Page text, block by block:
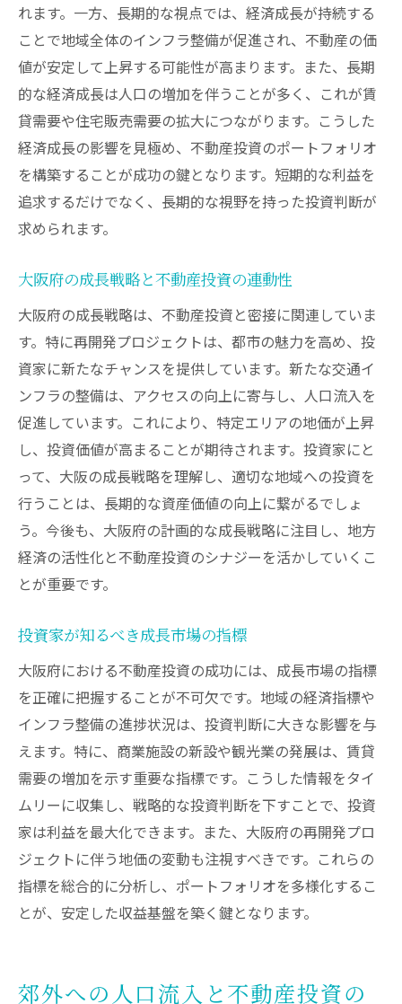
れます。一方、長期的な視点では、経済成長が持続する
ことで地域全体のインフラ整備が促進され、不動産の価
値が安定して上昇する可能性が高まります。また、長期
的な経済成長は人口の増加を伴うことが多く、これが賃
貸需要や住宅販売需要の拡大につながります。こうした
経済成長の影響を見極め、不動産投資のポートフォリオ
を構築することが成功の鍵となります。短期的な利益を
追求するだけでなく、長期的な視野を持った投資判断が
求められます。
大阪府の成長戦略と不動産投資の連動性
大阪府の成長戦略は、不動産投資と密接に関連していま
す。特に再開発プロジェクトは、都市の魅力を高め、投
資家に新たなチャンスを提供しています。新たな交通イ
ンフラの整備は、アクセスの向上に寄与し、人口流入を
促進しています。これにより、特定エリアの地価が上昇
し、投資価値が高まることが期待されます。投資家にと
って、大阪の成長戦略を理解し、適切な地域への投資を
行うことは、長期的な資産価値の向上に繋がるでしょ
う。今後も、大阪府の計画的な成長戦略に注目し、地方
経済の活性化と不動産投資のシナジーを活かしていくこ
とが重要です。
投資家が知るべき成長市場の指標
大阪府における不動産投資の成功には、成長市場の指標
を正確に把握することが不可欠です。地域の経済指標や
インフラ整備の進捗状況は、投資判断に大きな影響を与
えます。特に、商業施設の新設や観光業の発展は、賃貸
需要の増加を示す重要な指標です。こうした情報をタイ
ムリーに収集し、戦略的な投資判断を下すことで、投資
家は利益を最大化できます。また、大阪府の再開発プロ
ジェクトに伴う地価の変動も注視すべきです。これらの
指標を総合的に分析し、ポートフォリオを多様化するこ
とが、安定した収益基盤を築く鍵となります。
郊外への人口流入と不動産投資の